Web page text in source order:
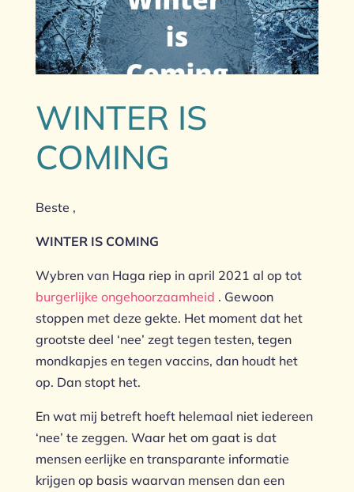
WINTER IS
COMING
Beste ,
WINTER IS COMING
Wybren van Haga riep in april 2021 al op tot
burgerlijke ongehoorzaamheid . Gewoon
stoppen met deze gekte. Het moment dat het
grootste deel ‘nee’ zegt tegen testen, tegen
mondkapjes en tegen vaccins, dan houdt het
op. Dan stopt het.
En wat mij betreft hoeft helemaal niet iedereen
‘nee’ te zeggen. Waar het om gaat is dat
mensen eerlijke en transparante informatie
krijgen op basis waarvan mensen dan een